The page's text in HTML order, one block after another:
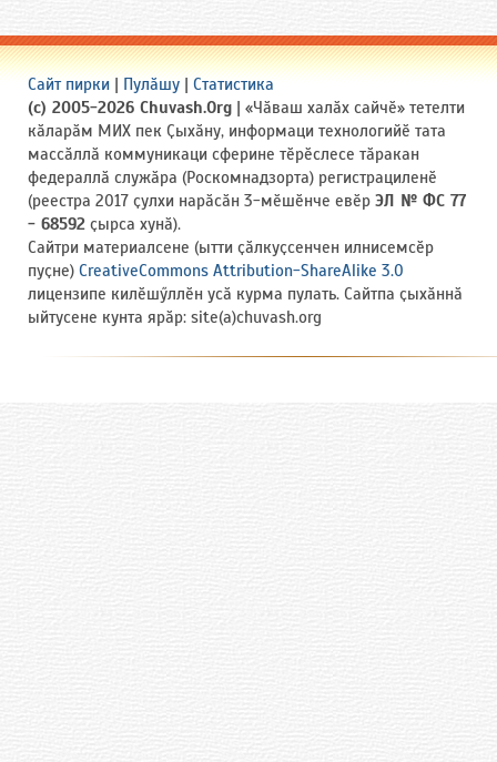
Сайт пирки | Пулӑшу | Статистика
(c) 2005-2026 Chuvash.Org | «Чӑваш халӑх сайчӗ» тетелти
кӑларӑм МИХ пек Ҫыхӑну, информаци технологийӗ тата
массӑллӑ коммуникаци сферине тӗрӗслесе тӑракан
федераллӑ служӑра (Роскомнадзорта) регистрациленӗ
(реестра 2017 ҫулхи нарӑсӑн 3-мӗшӗнче евӗр ЭЛ № ФС 77
- 68592 ҫырса хунӑ).
Сайтри материалсене (ытти ҫӑлкуҫсенчен илнисемсӗр
пуҫне) CreativeCommons Attribution-ShareAlike 3.0
лицензипе килӗшӳллӗн усӑ курма пулать. Сайтпа ҫыхӑннӑ
ыйтусене кунта ярӑр: site(a)chuvash.org